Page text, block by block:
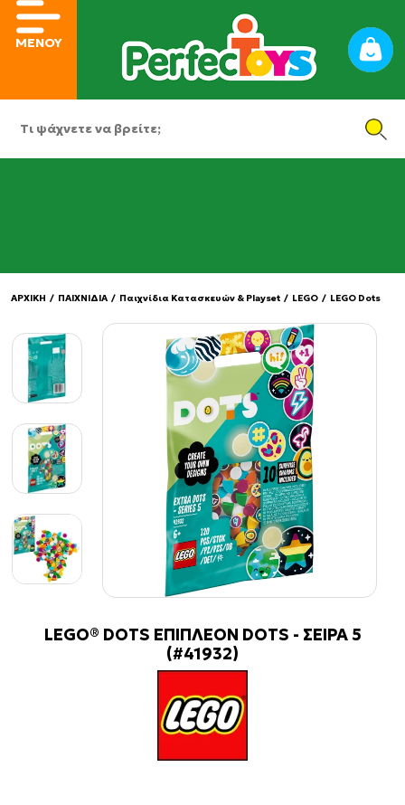
ΜΕΝΟΥ
ΑΡΧΙΚΗ / ΠΑΙΧΝΙΔΙΑ / Παιχνίδια Κατασκευών & Playset / LEGO / LEGO Dots
LEGO® DOTS ΕΠΙΠΛΕΟΝ DOTS - ΣΕΙΡΑ 5
(#41932)